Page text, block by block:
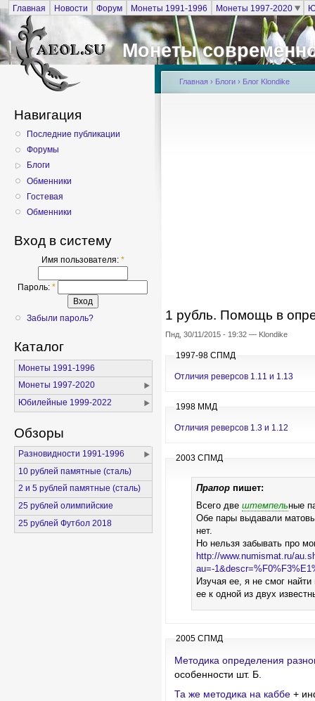
Главная Новости Форум Монеты 1991-1996 Монеты 1997-2020
Монеты
Навигация
Последние публикации
Форумы
Блоги
Обменники
Гостевая
Обменники
Вход в систему
Имя пользователя: *
Пароль: *
Забыли пароль?
Каталог
Монеты 1991-1996
Монеты 1997-2020
Юбилейные 1999-2022
Обзоры
Разновидности 1991-1996
10 рублей памятные (сталь)
2 и 5 рублей памятные (сталь)
25 рублей олимпийские
25 рублей Футбол 2018
Главная › Блоги › Блог Klondike
1 рубль. Помощь в
Пнд, 30/11/2015 - 19:32 — Klondike
1997-98 СПМД
Отличия реверсов 1.11 и 1.13
1998 ММД
Отличия реверсов 1.3 и 1.12
2003 СПМД
Прапор пишет:
Всего две штемпельные
Обе пары выдавали
нет.
Но нельзя забывать про
http://www.numismat.ru/
au=-
Изучая ее, я не смог
ее к одной из двух
2005 СПМД
Методика определения
особенности шт. Б.
Та же методика на каббе +